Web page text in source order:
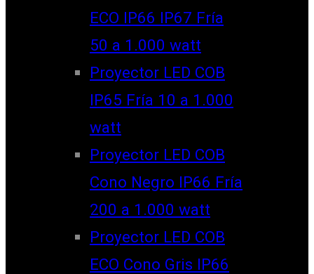
ECO IP66 IP67 Fría
50 a 1.000 watt
Proyector LED COB
IP65 Fría 10 a 1.000
watt
Proyector LED COB
Cono Negro IP66 Fría
200 a 1.000 watt
Proyector LED COB
ECO Cono Gris IP66